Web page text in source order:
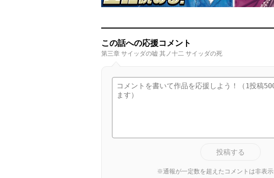
この話への応援コメント
第三章 サイッダの嘘 其ノ十二 サイッダの死
投稿する
※通報が一定数を超えたコメントは非表